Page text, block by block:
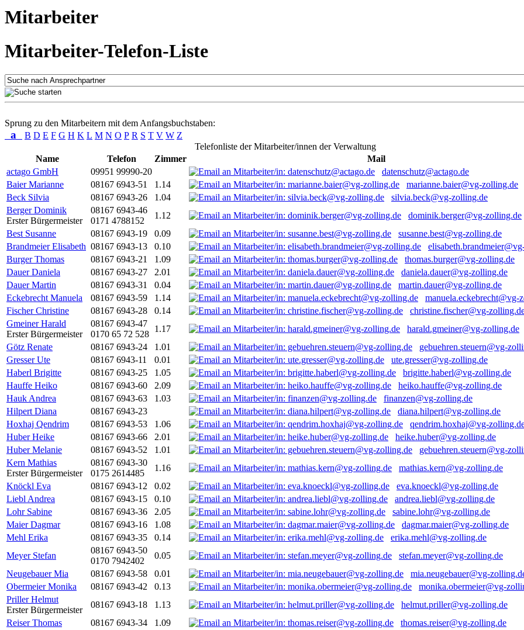
Mitarbeiter
Mitarbeiter-Telefon-Liste
Sprung zu den Mitarbeitern mit dem Anfangsbuchstaben:
a B D E F G H K L M N O P R S T V W Z
Telefonliste der Mitarbeiter/innen der Verwaltung
Name
Telefon Zimmer
Mail
actago GmbH
09951 99990-20
datenschutz@actago.de
Baier Marianne
08167 6943-51 1.14
marianne.baier@vg-zolling.de
Beck Silvia
08167 6943-26 1.04
silvia.beck@vg-zolling.de
Berger Dominik
Erster Bürgermeister
08167 6943-46
0171 4788152
1.12
dominik.berger@vg-zolling.de
Best Susanne
08167 6943-19 0.09
susanne.best@vg-zolling.de
Brandmeier Elisabeth 08167 6943-13 0.10
Burger Thomas
08167 6943-21 1.09
thomas.burger@vg-zolling.de
Dauer Daniela
08167 6943-27 2.01
daniela.dauer@vg-zolling.de
Dauer Martin
08167 6943-31 0.04
martin.dauer@vg-zolling.de
Eckebrecht Manuela
08167 6943-59 1.14
manuela.eckebrecht@vg-
Fischer Christine
08167 6943-28 0.14
christine.fischer@vg-
Gmeiner Harald
Erster Bürgermeister
08167 6943-47
0170 65 72 528
1.17
harald.gmeiner@vg-zolling.de
Götz Renate
08167 6943-24 1.01
gebuehren.steuern@vg-
Gresser Ute
08167 6943-11 0.01
ute.gresser@vg-zolling.de
Haberl Brigitte
08167 6943-25 1.05
brigitte.haberl@vg-zolling.de
Hauffe Heiko
08167 6943-60 2.09
heiko.hauffe@vg-zolling.de
Hauk Andrea
08167 6943-63 1.03
finanzen@vg-zolling.de
Hilpert Diana
08167 6943-23
diana.hilpert@vg-zolling.de
Hoxhaj Qendrim
08167 6943-53 1.06
qendrim.hoxhaj@vg-
Huber Heike
08167 6943-66 2.01
heike.huber@vg-zolling.de
Huber Melanie
08167 6943-52 1.01
gebuehren.steuern@vg-
Kern Mathias
Erster Bürgermeister
08167 6943-30
0175 2614485
1.16
mathias.kern@vg-zolling.de
Knöckl Eva
08167 6943-12 0.02
eva.knoeckl@vg-zolling.de
Liebl Andrea
08167 6943-15 0.10
andrea.liebl@vg-zolling.de
Lohr Sabine
08167 6943-36 2.05
sabine.lohr@vg-zolling.de
Maier Dagmar
08167 6943-16 1.08
dagmar.maier@vg-zolling.de
Mehl Erika
08167 6943-35 0.14
erika.mehl@vg-zolling.de
Meyer Stefan
08167 6943-50
0170 7942402
0.05
stefan.meyer@vg-zolling.de
Neugebauer Mia
08167 6943-58 0.01
mia.neugebauer@vg-
Obermeier Monika
08167 6943-42 0.13
monika.obermeier@vg-
Priller Helmut
Erster Bürgermeister
08167 6943-18 1.13
helmut.priller@vg-zolling.de
Reiser Thomas
08167 6943-34 1.09
thomas.reiser@vg-zolling.de